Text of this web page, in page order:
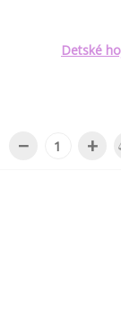
Detské
− +